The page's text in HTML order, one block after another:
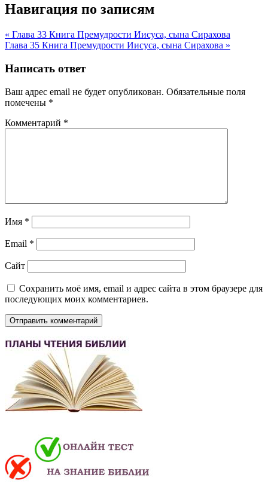
Навигация по записям
« Глава 33 Книга Премудрости Иисуса, сына Сирахова
Глава 35 Книга Премудрости Иисуса, сына Сирахова »
Написать ответ
Ваш адрес email не будет опубликован. Обязательные поля
помечены *
Комментарий *
Имя *
Email *
Сайт
Сохранить моё имя, email и адрес сайта в этом браузере для
последующих моих комментариев.